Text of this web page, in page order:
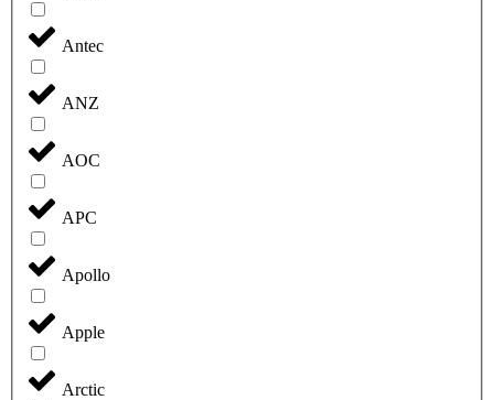
Antec
ANZ
AOC
APC
Apollo
Apple
Arctic